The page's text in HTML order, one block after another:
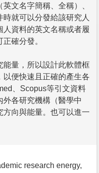
文名字簡稱、全稱）、
就可以分發給該研究人
人資料的英文名稱或者履
確分發。
能量，所以設計此軟體框
便快速且正確的產生各
、Scopus等引文資料
各研究機構（醫學中
向與能量。也可以進一
research energy,